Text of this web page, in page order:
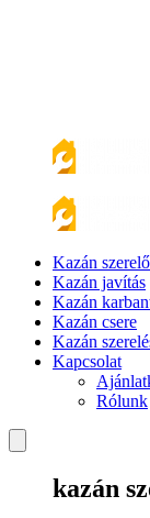
Kazán
Kazán javítás
Kazán
Kazán csere
Kazán
Kapcsolat
Rólunk
kazán